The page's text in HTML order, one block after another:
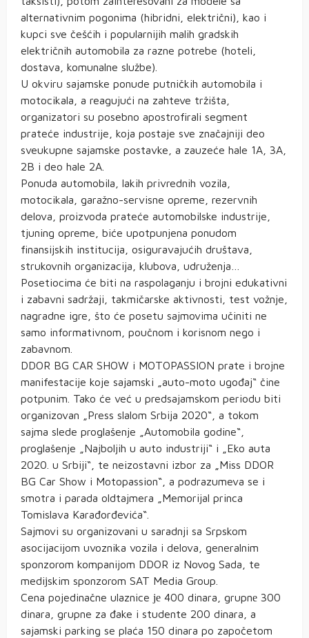
alternativnim pogonima (hibridni, električni), kao i
kupci sve češćih i popularnijih malih gradskih
električnih automobila za razne potrebe (hoteli,
dostava, komunalne službe).
U okviru sajamske ponude putničkih automobila i
motocikala, a reagujući na zahteve tržišta,
organizatori su posebno apostrofirali segment
prateće industrije, koja postaje sve značajniji deo
sveukupne sajamske postavke, a zauzeće hale 1A, 3A,
2B i deo hale 2A.
Ponuda automobila, lakih privrednih vozila,
motocikala, garažno-servisne opreme, rezervnih
delova, proizvoda prateće automobilske industrije,
tjuning opreme, biće upotpunjena ponudom
finansijskih institucija, osiguravajućih društava,
strukovnih organizacija, klubova, udruženja…
Posetiocima će biti na raspolaganju i brojni edukativni
i zabavni sadržaji, takmičarske aktivnosti, test vožnje,
nagradne igre, što će posetu sajmovima učiniti ne
samo informativnom, poučnom i korisnom nego i
zabavnom.
DDOR BG CAR SHOW i MOTOPASSION prate i brojne
manifestacije koje sajamski „auto-moto ugođaj“ čine
potpunim. Tako će već u predsajamskom periodu biti
organizovan „Press slalom Srbija 2020“, a tokom
sajma slede proglašenje „Automobila godine“,
proglašenje „Najboljih u auto industriji“ i „Eko auta
2020. u Srbiji“, te neizostavni izbor za „Miss DDOR
BG Car Show i Motopassion“, a podrazumeva se i
smotra i parada oldtajmera „Memorijal princa
Tomislava Karađorđevića“.
Sajmovi su organizovani u saradnji sa Srpskom
asocijacijom uvoznika vozila i delova, generalnim
sponzorom kompanijom DDOR iz Novog Sada, te
mediјskim sponzorom SAT Media Group.
Cena pojedinačne ulaznice је 400 dinara, grupnе 300
dinara, grupne za đake i studente 200 dinara, a
sajamski parking se plaća 150 dinara po započetom